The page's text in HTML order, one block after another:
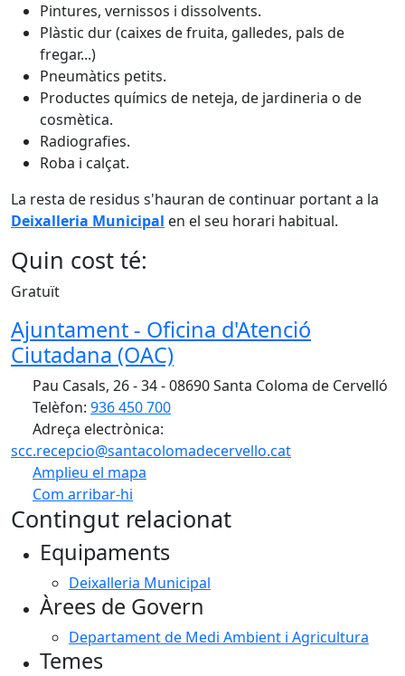
Pintures, vernissos i dissolvents.
Plàstic dur (caixes de fruita, galledes, pals de
fregar...)
Pneumàtics petits.
Productes químics de neteja, de jardineria o de
cosmètica.
Radiografies.
Roba i calçat.
La resta de residus s'hauran de continuar portant a la
Deixalleria Municipal en el seu horari habitual.
Quin cost té:
Gratuït
Ajuntament - Oficina d'Atenció
Ciutadana (OAC)
Pau Casals, 26 - 34 - 08690 Santa Coloma de Cervelló
Telèfon: 936 450 700
Adreça electrònica:
scc.recepcio@santacolomadecervello.cat
Amplieu el mapa
Com arribar-hi
+
Contingut relacionat
Equipaments
Deixalleria Municipal
Àrees de Govern
Departament de Medi Ambient i Agricultura
Temes